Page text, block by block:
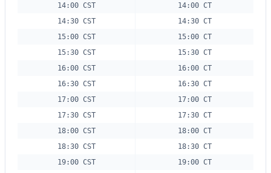
14:00 CST
14:00 CT
14:30 CST
14:30 CT
15:00 CST
15:00 CT
15:30 CST
15:30 CT
16:00 CST
16:00 CT
16:30 CST
16:30 CT
17:00 CST
17:00 CT
17:30 CST
17:30 CT
18:00 CST
18:00 CT
18:30 CST
18:30 CT
19:00 CST
19:00 CT